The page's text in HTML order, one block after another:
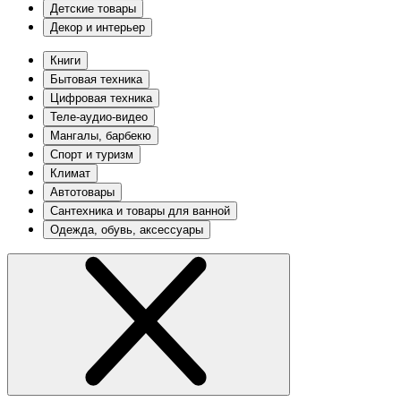
Детские товары
Декор и интерьер
Книги
Бытовая техника
Цифровая техника
Теле-аудио-видео
Мангалы, барбекю
Спорт и туризм
Климат
Автотовары
Сантехника и товары для ванной
Одежда, обувь, аксессуары